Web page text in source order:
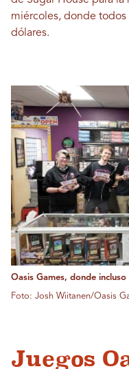
miércoles, donde todos
dólares.
Oasis Games, donde
Foto: Josh Wiitanen/Oasis
Juegos